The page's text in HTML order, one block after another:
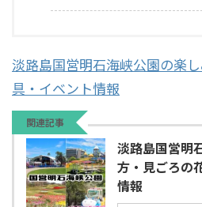
淡路島国営明石海峡公園の楽
具・イベント情報
関連記事
淡路島国営明
方・見ごろの
情報